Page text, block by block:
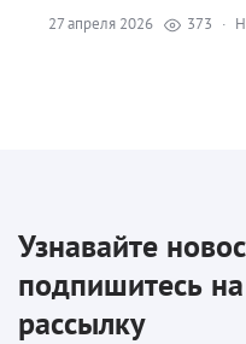
27 апреля 2026 373 ·
Узнавайте
подпишитесь
рассылку